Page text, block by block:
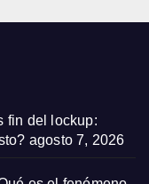
fin del lockup:
agosto 7, 2026